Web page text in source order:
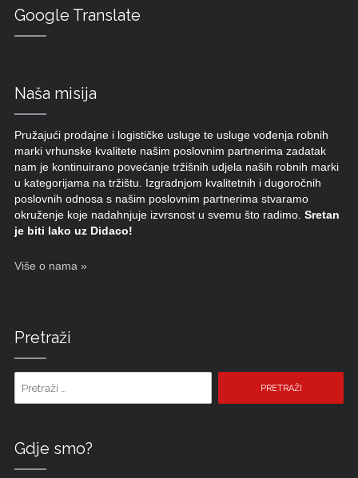
Google Translate
Naša misija
Pružajući prodajne i logističke usluge te usluge vođenja robnih
marki vrhunske kvalitete našim poslovnim partnerima zadatak
nam je kontinuirano povećanje tržišnih udjela naših robnih marki
u kategorijama na tržištu. Izgradnjom kvalitetnih i dugoročnih
poslovnih odnosa s našim poslovnim partnerima stvaramo
okruženje koje nadahnjuje izvrsnost u svemu što radimo. Sretan
je biti lako uz Didaco!
Više o nama »
Pretraži
Gdje smo?